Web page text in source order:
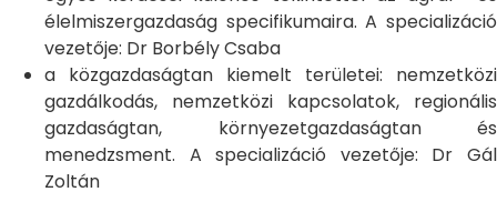
élelmiszergazdaság specifikumaira. A specializáció
vezetője: Dr Borbély Csaba
a közgazdaságtan kiemelt területei: nemzetközi
gazdálkodás, nemzetközi kapcsolatok, regionális
gazdaságtan, környezetgazdaságtan és
menedzsment. A specializáció vezetője: Dr Gál
Zoltán